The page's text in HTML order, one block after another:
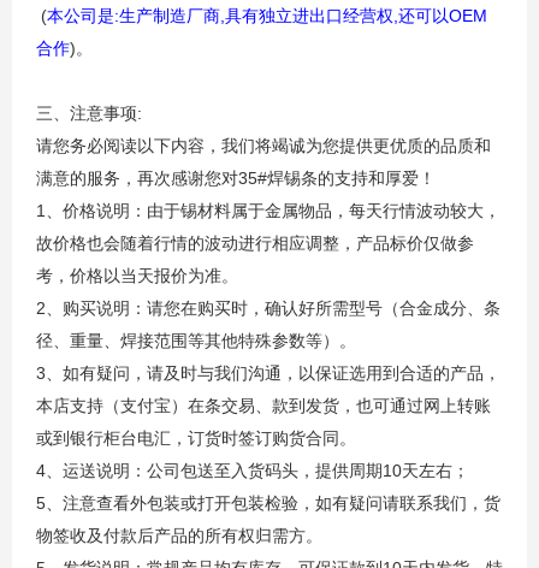
(本公司是:生产制造厂商 具有独立进出口经营权 还可以OEM
合作) 。
三 注意事项:
请您务必阅读以下内容，我们将竭诚为您提供更优质的品质和
满意的服务，再次感谢您对35#焊锡条的支持和厚爱！
1
、价格说明：由于锡材料属于金属物品，每天行情波动较大，
故价格也会随着行情的波动进行相应调整，产品标价仅做参
考，价格以当天报价为准。
2 、购买说明：请您在购买时，确认好所需型号（合金成分、 条
径、重量、 焊接范围等其他特殊参数等）。
3 、如有疑问，请及时与我们沟通，以保证选用到合适的产品，
本店支持（支付宝）在条交易、款到发货， 也可通过网上转账
或到银行柜台电汇，订货时签订购货合同。
4 、运送说明：公司包送至入货码头，提供周期10天左右 ；
5 、注意查看外包装或打开包装检验，如有疑问请联系我们， 货
物签收及付款 后产品的所有权归需方。